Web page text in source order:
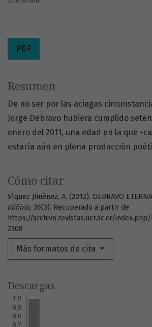
PDF
Cómo citar
Víquez Jiménez, A. (2012). DEBRAVO
Káñina, 36(3). Recuperado a partir de
https://archivo.revistas.ucr.ac.cr/
2308
Más formatos de cita
Resumen
De no ser por las aciagas
Jorge Debravo hubiera cumplido
enero del 2011, una edad en la que -
estaría aún en plena producción
Descargas